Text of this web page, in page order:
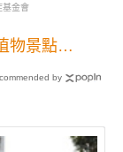
基金會
物景點IG
by